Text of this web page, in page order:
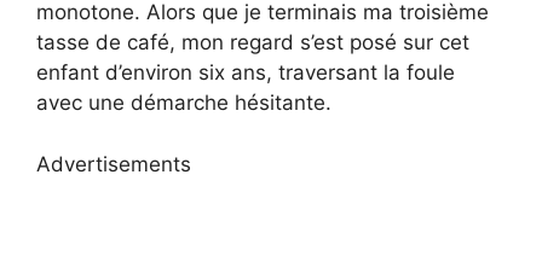
monotone. Alors que je terminais ma troisième
tasse de café, mon regard s’est posé sur cet
enfant d’environ six ans, traversant la foule
avec une démarche hésitante.
Advertisements